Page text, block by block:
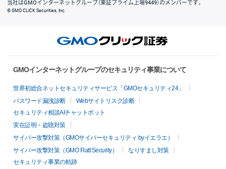
当社はGMOインターネットグループ（東証プライム上場9449）のメンバーです。
© GMO CLICK Securities, Inc.
GMOインターネットグループのセキュリティ事業について
世界初総合ネットセキュリティサービス「GMOセキュリティ24」
パスワード漏洩診断
Webサイトリスク診断
セキュリティ相談AIチャットボット
実在証明・盗聴対策
サイバー攻撃対策（GMOサイバーセキュリティ byイエラエ）
サイバー攻撃対策（GMO Flatt Security）
なりすまし対策
セキュリティ事業の軌跡